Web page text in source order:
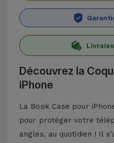
Découvrez la
iPhone
La Book Case pour
pour protéger votre
angles, au quotidien ! Il